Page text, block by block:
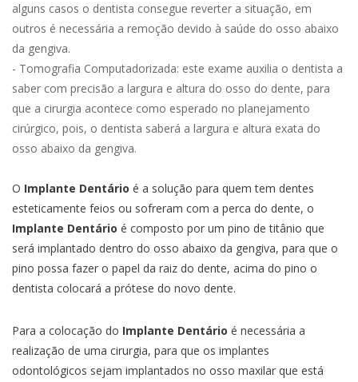
alguns casos o dentista consegue reverter a situação, em
outros é necessária a remoção devido à saúde do osso abaixo
da gengiva.
- Tomografia Computadorizada: este exame auxilia o dentista a
saber com precisão a largura e altura do osso do dente, para
que a cirurgia acontece como esperado no planejamento
cirúrgico, pois, o dentista saberá a largura e altura exata do
osso abaixo da gengiva.
O Implante Dentário é a solução para quem tem dentes
esteticamente feios ou sofreram com a perca do dente, o
Implante Dentário é composto por um pino de titânio que
será implantado dentro do osso abaixo da gengiva, para que o
pino possa fazer o papel da raiz do dente, acima do pino o
dentista colocará a prótese do novo dente.
Para a colocação do Implante Dentário é necessária a
realização de uma cirurgia, para que os implantes
odontológicos sejam implantados no osso maxilar que está